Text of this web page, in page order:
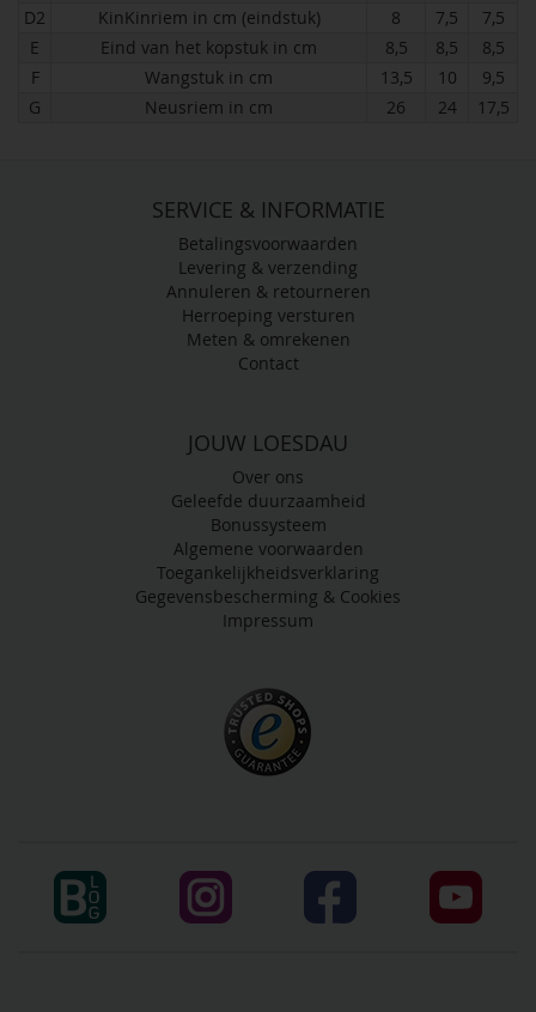
D2
KinKinriem in cm (eindstuk) 8 7,5
7,5
E
Eind van het kopstuk in cm 8,5 8,5
8,5
F
Wangstuk in cm 13,5 10
9,5
G
Neusriem in cm 26 24 17,5
SERVICE & INFORMATIE
Betalingsvoorwaarden
Levering & verzending
Annuleren & retourneren
Herroeping versturen
Meten & omrekenen
Contact
JOUW LOESDAU
Over ons
Geleefde duurzaamheid
Bonussysteem
Algemene voorwaarden
Toegankelijkheidsverklaring
Gegevensbescherming & Cookies
Impressum